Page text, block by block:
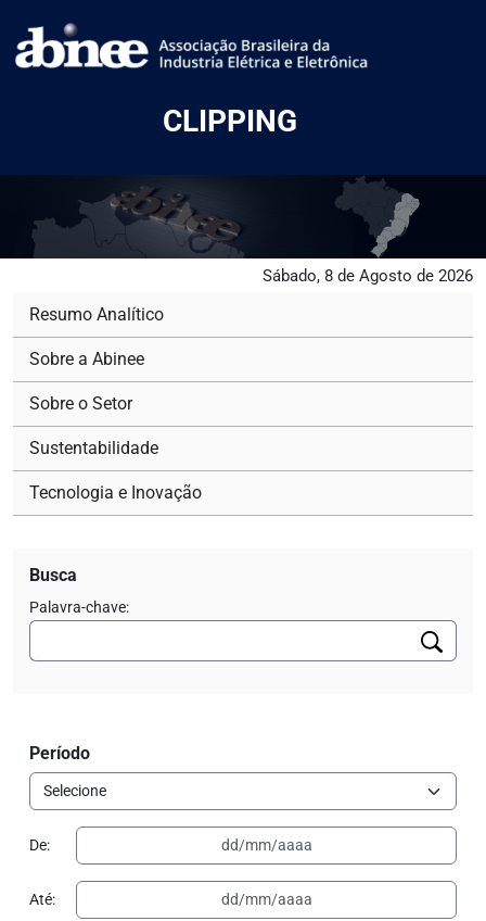
CLIPPING
Sábado, 8 de Agosto de 2026
Resumo Analítico
Sobre a Abinee
Sobre o Setor
Sustentabilidade
Tecnologia e Inovação
Busca
Palavra-chave:
Período
De:
Até: